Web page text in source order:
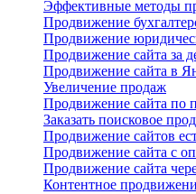
Эффективные методы
Продвижение
Продвижение
Продвижение сайта за
Продвижение сайта в
Увеличение продаж
Продвижение сайта по
Заказать поисковое
Продвижение сайтов
Продвижение сайта с
Продвижение сайта
Контентное